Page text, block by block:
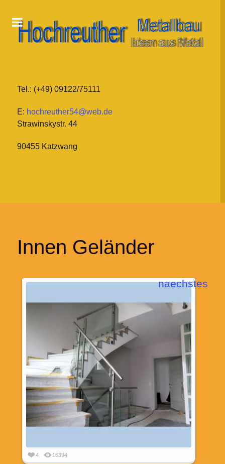
Tel.: (+49) 09122/75111
E: hochreuther54@web.de
Strawinskystr. 44
90455 Katzwang
Innen Geländer
4 16394
naechstes